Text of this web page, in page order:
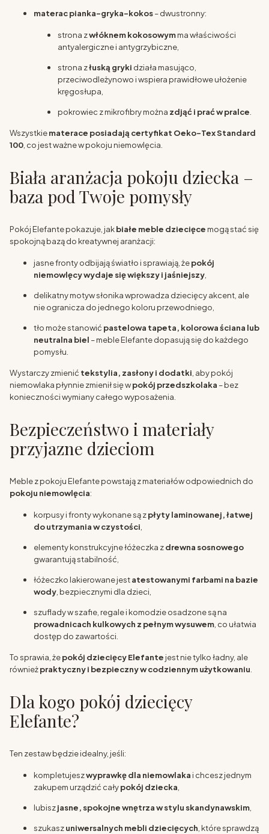
materac pianka–gryka–kokos– dwustronny:
strona zwłóknem kokosowymma właściwości
antyalergiczne i antygrzybiczne,
strona złuską gryki działa masująco,
przeciwodleżynowo i wspiera prawidłowe ułożenie
kręgosłupa,
pokrowiec z mikrofibry można zdjąć i prać w pralce.
Wszystkiematerace posiadają certyfikat Oeko-Tex Standard
100, co jest ważne w pokoju niemowlęcia.
Biała aranżacja pokoju dziecka –
baza pod Twoje pomysły
Pokój Elefante pokazuje, jakbiałe meble dziecięce mogą stać się
spokojną bazą do kreatywnej aranżacji:
jasne fronty odbijają światło i sprawiają, żepokój
niemowlęcy wydaje się większy i jaśniejszy,
delikatny motyw słonika wprowadza dziecięcy akcent, ale
nie ogranicza do jednego koloru przewodniego,
tło może stanowić pastelowa tapeta, kolorowa ściana lub
neutralna biel – meble Elefante dopasują się do każdego
pomysłu.
Wystarczy zmienić tekstylia, zasłony i dodatki, aby pokój
niemowlaka płynnie zmienił się wpokój przedszkolaka – bez
konieczności wymiany całego wyposażenia.
Bezpieczeństwo i materiały
przyjazne dzieciom
Meble z pokoju Elefante powstają z materiałów odpowiednich do
pokoju niemowlęcia:
korpusy i fronty wykonane są zpłyty laminowanej, łatwej
do utrzymania w czystości,
elementy konstrukcyjne łóżeczka zdrewna sosnowego
gwarantują stabilność,
łóżeczko lakierowane jestatestowanymi farbami na bazie
wody, bezpiecznymi dla dzieci,
szuflady w szafie, regale i komodzie osadzone są na
prowadnicach kulkowych z pełnym wysuwem, co ułatwia
dostęp do zawartości.
To sprawia, żepokój dziecięcy Elefante jest nie tylko ładny, ale
równieżpraktyczny i bezpieczny w codziennym użytkowaniu.
Dla kogo pokój dziecięcy
Elefante?
Ten zestaw będzie idealny, jeśli:
kompletujeszwyprawkę dla niemowlaka i chcesz jednym
zakupem urządzić całypokój dziecka,
lubiszjasne, spokojne wnętrza w stylu skandynawskim,
szukaszuniwersalnych mebli dziecięcych, które sprawdzą